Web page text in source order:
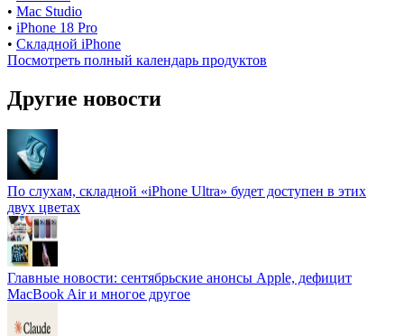
• Mac Studio
• iPhone 18 Pro
• Складной iPhone
Посмотреть полный календарь продуктов
Другие новости
По слухам, складной «iPhone Ultra» будет доступен в этих
двух цветах
Главные новости: сентябрьские анонсы Apple, дефицит
MacBook Air и многое другое